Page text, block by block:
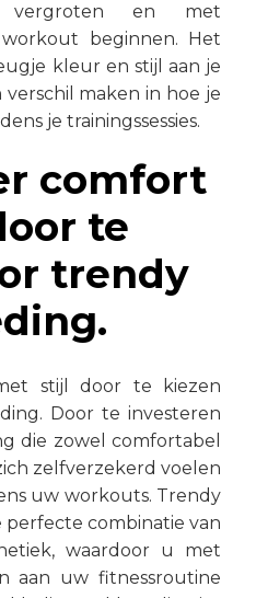
vergroten en met
beginnen. Het
kleur en stijl aan je
maken in hoe je
je trainingssessies.
comfort
te
trendy
stijl door te kiezen
Door te investeren
die zowel comfortabel
zelfverzekerd voelen
uw workouts. Trendy
combinatie van
waardoor u met
aan uw fitnessroutine